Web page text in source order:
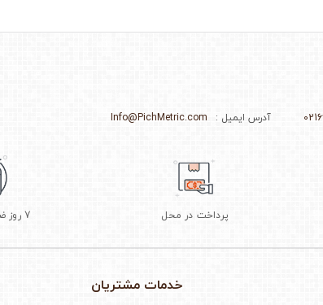
آدرس ایمیل : Info@PichMetric.com
پرداخت در محل 7 روز ضمانت بازگشت
خدمات مشتریان